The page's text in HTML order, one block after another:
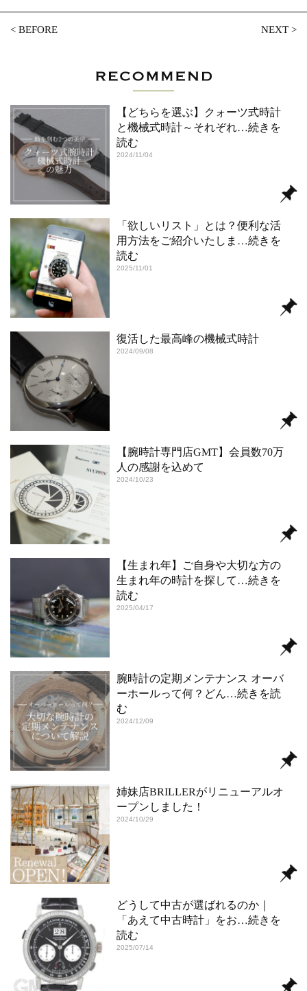
<BEFORE NEXT>
【どちらを選ぶ】クォーツ式時計
と機械式時計～それぞれ…続きを
読む
2024/11/04
「欲しいリスト」とは？便利な活
用方法をご紹介いたしま …続きを
読む
2025/11/01
復活した最高峰の機械式時計
2024/09/08
【腕時計専門店GMT】会員数70万
⼈の感謝を込めて
2024/10/23
【生まれ年】ご自身や大切な方の
生まれ年の時計を探して …続きを
読む
2025/04/17
腕時計の定期メンテナンス オーバ
ーホールって何？どん…続きを読
む
2024/12/09
姉妹店BRILLERがリニューアルオ
ープンしました！
2024/10/29
どうして中古が選ばれるのか｜
「あえて中古時計」をお…続きを
読む
2025/07/14